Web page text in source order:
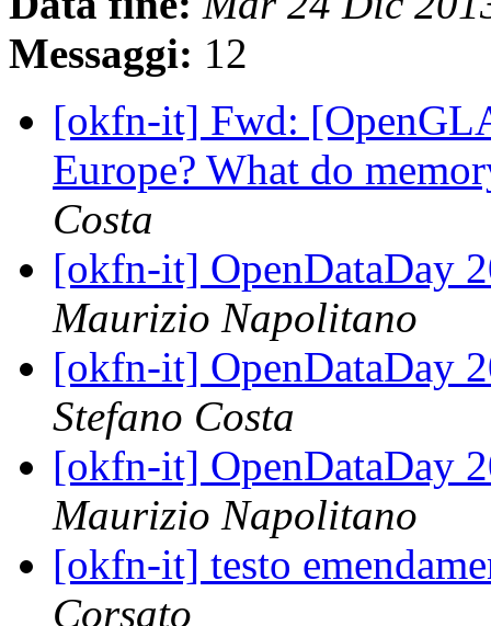
Messaggi: 12
[okfn-it] Fwd:
Europe? What do
Costa
[okfn-it] OpenDataDay
Maurizio Napolitano
[okfn-it] OpenDataDay
Stefano Costa
[okfn-it] OpenDataDay
Maurizio Napolitano
[okfn-it] testo
Corsato